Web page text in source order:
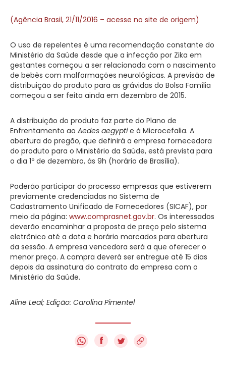
(Agência Brasil, 21/11/2016 – acesse no site de origem)
O uso de repelentes é uma recomendação constante do
Ministério da Saúde desde que a infecção por Zika em
gestantes começou a ser relacionada com o nascimento
de bebês com malformações neurológicas. A previsão de
distribuição do produto para as grávidas do Bolsa Família
começou a ser feita ainda em dezembro de 2015.
A distribuição do produto faz parte do Plano de
Enfrentamento ao Aedes aegyptie à Microcefalia. A
abertura do pregão, que definirá a empresa fornecedora
do produto para o Ministério da Saúde, está prevista para
o dia 1º de dezembro, às 9h (horário de Brasília).
Poderão participar do processo empresas que estiverem
previamente credenciadas no Sistema de
Cadastramento Unificado de Fornecedores (SICAF), por
meio da página: www.comprasnet.gov.br. Os interessados
deverão encaminhar a proposta de preço pelo sistema
eletrônico até a data e horário marcados para abertura
da sessão. A empresa vencedora será a que oferecer o
menor preço. A compra deverá ser entregue até 15 dias
depois da assinatura do contrato da empresa com o
Ministério da Saúde.
Aline Leal; Edição: Carolina Pimentel
f